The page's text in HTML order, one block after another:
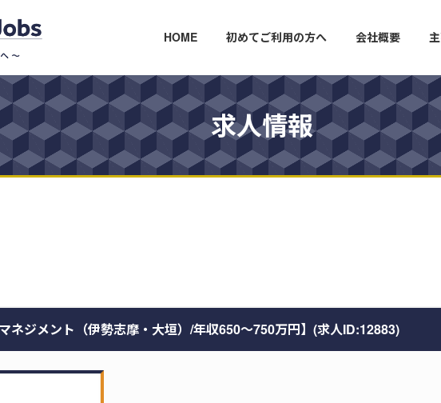
HOME 初めてご利用の方へ 会社概要
求人情報
ネジメント（伊勢志摩・大垣）/年収650～750万円】(求人ID:12883)